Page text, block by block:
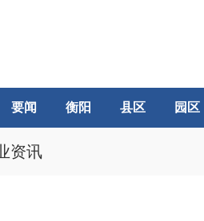
要闻 衡阳 县区 园区
资讯